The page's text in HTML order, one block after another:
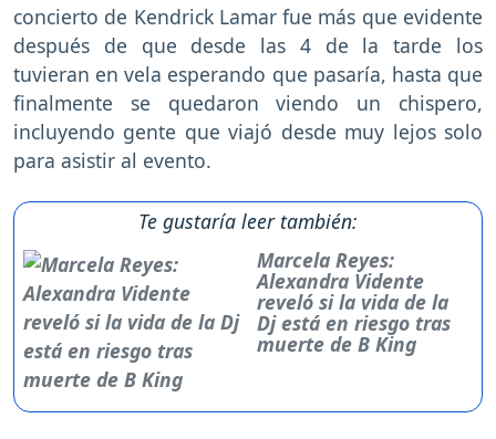
concierto de Kendrick Lamar fue más que evidente
después de que desde las 4 de la tarde los
tuvieran en vela esperando que pasaría, hasta que
finalmente se quedaron viendo un chispero,
incluyendo gente que viajó desde muy lejos solo
para asistir al evento.
Te gustaría leer también:
Marcela Reyes:
Alexandra Vidente
reveló si la vida de la
Dj está en riesgo tras
muerte de B King